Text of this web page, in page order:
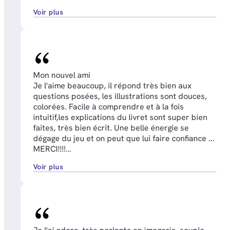
Voir plus
Mon nouvel ami
Je l'aime beaucoup, il répond très bien aux
questions posées, les illustrations sont douces,
colorées. Facile à comprendre et à la fois
intuitif,les explications du livret sont super bien
faites, très bien écrit. Une belle énergie se
dégage du jeu et on peut que lui faire confiance ...
MERCI!!!!
Voir plus